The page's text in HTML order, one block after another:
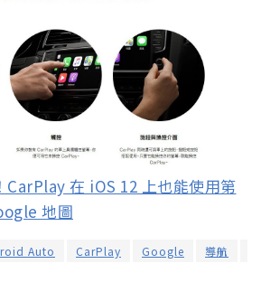
在 iOS 12 上也能使用第
地圖
Auto CarPlay Google 導航